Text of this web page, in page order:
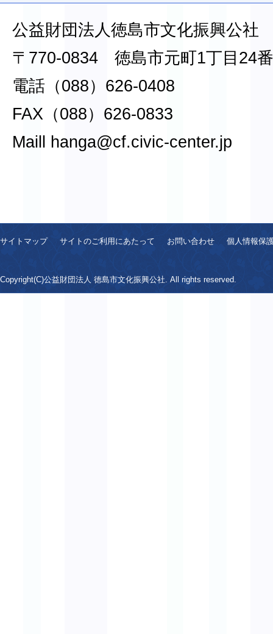
公益財団法人徳島市文化振興公社
〒770-0834 徳島市元町1丁目24
電話（088）626-0408
FAX（088）626-0833
Maill hanga@cf.civic-center.jp
サイトマップ サイトのご利用にあたって お問い合わせ 個人情報保
Copyright(C)公益財団法人 徳島市文化振興公社. All rights reserved.